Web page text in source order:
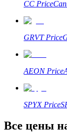
Гид
CC Price
GRVTPrice
AEONPrice
SPYXPrice
Все цены